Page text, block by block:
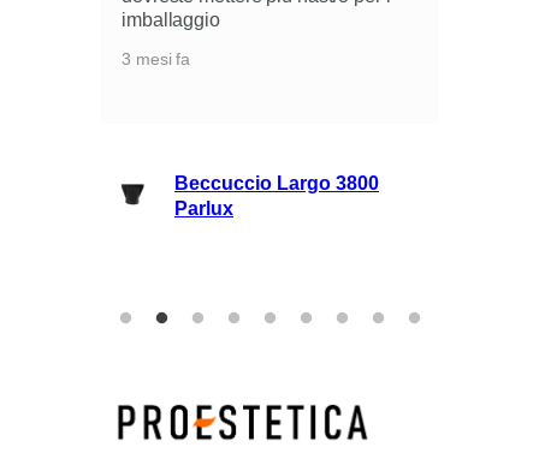
imballaggio
3 mesi fa
Beccuccio Largo 3800
Parlux